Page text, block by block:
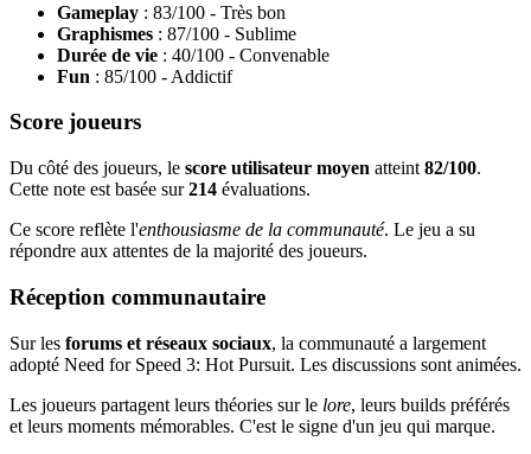
Gameplay : 83/100 - Très bon
Graphismes : 87/100 - Sublime
Durée de vie : 40/100 - Convenable
Fun : 85/100 - Addictif
Score joueurs
Du côté des joueurs, le score utilisateur moyen atteint 82/100.
Cette note est basée sur214 évaluations.
Ce score reflète l'enthousiasme de la communauté. Le jeu a su
répondre aux attentes de la majorité des joueurs.
Réception communautaire
Sur les forums et réseaux sociaux, la communauté a largement
adopté Need for Speed 3: Hot Pursuit. Les discussions sont animées.
Les joueurs partagent leurs théories sur le lore, leurs builds préférés
et leurs moments mémorables. C'est le signe d'un jeu qui marque.